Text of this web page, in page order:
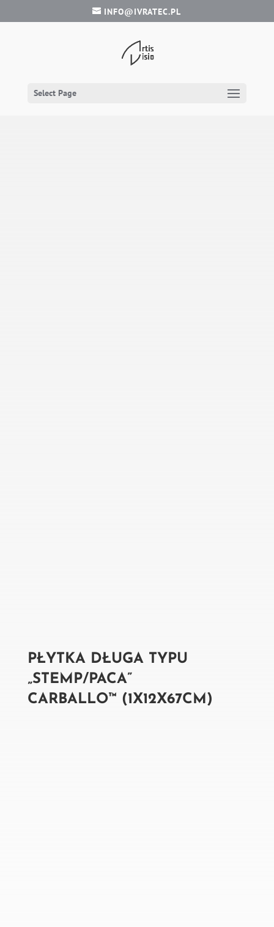
INFO@IVRATEC.PL
Select Page
PŁYTKA DŁUGA TYPU
„STEMP/PACA”
CARBALLO™ (1X12X67CM)